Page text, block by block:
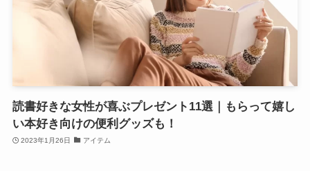
読書好きな女性が喜ぶプレゼント11選｜もらって嬉し
い本好き向けの便利グッズも！
2023年1月26日 アイテム